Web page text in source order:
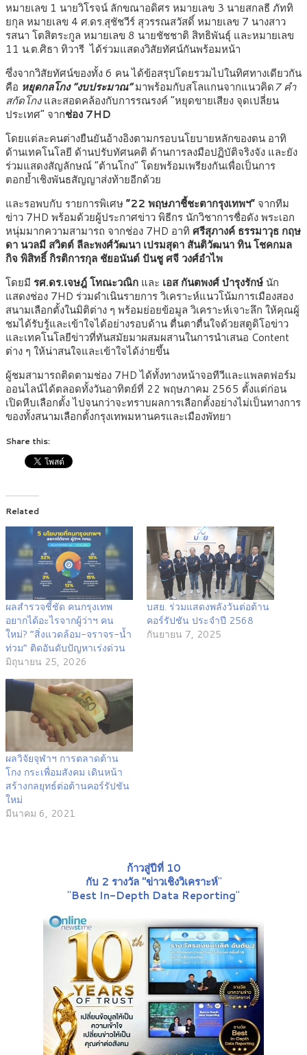
หมายเลข 1 นายวิโรจน์ ลักขณาอดิศร หมายเลข 3 นายสกลธี ภัททิ
ยกุล หมายเลข 4 ศ.ดร.สุชัชวีร์ สุวรรณสวัสดิ์ หมายเลข 7 นางสาว
รสนา โตสิตระกูล หมายเลข 8 นายชัชชาติ สิทธิพันธุ์ และหมายเลข
11 น.ต.ศิธา ทิวารี ได้ร่วมแสดงวิสัยทัศน์กันพร้อมหน้า
ซึ่งจากวิสัยทัศน์ของทั้ง 6 คน ได้ข้อสรุปโดยรวมไปในทิศทางเดียวกัน
คือ หยุดกลโกง “งบประมาณ”มาพร้อมกับสโลแกนจากแนวคิด7 คำ
สกัดโกงและสอดคล้องกับการรณรงค์ “หยุดขายเสียง จุดเปลี่ยน
ประเทศ” จากช่อง 7HD
โดยแต่ละคนต่างยืนยันอ้างอิงตามกรอบนโยบายหลักของตน อาทิ
ด้านเทคโนโลยี ด้านปรับทัศนคติ ด้านการลงมือปฏิบัติจริงจัง และยัง
ร่วมแสดงสัญลักษณ์ “ต้านโกง” โดยพร้อมเพรียงกันเพื่อเป็นการ
ตอกย้ำเชิงพันธสัญญาส่งท้ายอีกด้วย
และรอพบกับ รายการพิเศษ“22 พฤษภาชี้ชะตากรุงเทพฯ” จากทีม
ข่าว 7HD พร้อมด้วยผู้ประกาศข่าว พิธีกร นักวิชาการชื่อดัง พระเอก
หนุ่มมากความสามารถ จากช่อง 7HD อาทิ ศรีสุภางค์ ธรรมาวุธ กฤษ
ดา นวลมี สวิตต์ ลีละพงศ์วัฒนา เปรมสุดา สันติวัฒนา ทิน โชคกมล
กิจ พิสิทธิ์ กิรติการกุล ชัยอนันต์ ปันชู ศจี วงศ์อำไพ
โดยมี รศ.ดร.เจษฎ์ โทณะวณิก และ เอส กันตพงศ์ บำรุงรักษ์นัก
แสดงช่อง 7HD ร่วมดำเนินรายการ วิเคราะห์แนวโน้มการเมืองสอง
สนามเลือกตั้งในมิติต่าง ๆ พร้อมย่อยข้อมูล วิเคราะห์เจาะลึก ให้คุณผู้
ชมได้รับรู้และเข้าใจได้อย่างรอบด้าน ตื่นตาตื่นใจด้วยสตูดิโอข่าว
และเทคโนโลยีข่าวที่ทันสมัยมาผสมผสานในการนำเสนอ Content
ต่าง ๆ ให้น่าสนใจและเข้าใจได้ง่ายขึ้น
ผู้ชมสามารถติดตามช่อง 7HD ได้ทั้งทางหน้าจอทีวีและแพลตฟอร์ม
ออนไลน์ได้ตลอดทั้งวันอาทิตย์ที่ 22 พฤษภาคม 2565 ตั้งแต่ก่อน
เปิดหีบเลือกตั้ง ไปจนกว่าจะทราบผลการเลือกตั้งอย่างไม่เป็นทางการ
ของทั้งสนามเลือกตั้งกรุงเทพมหานครและเมืองพัทยา
Share this:
Related
ผลสำรวจชี้ชัด คนกรุงเทพ
อยากได้อะไรจากผู้ว่าฯ คน
ใหม่? “สิ่งแวดล้อม-จราจร-น้ำ
ท่วม” ติดอันดับปัญหาเร่งด่วน
มิถุนายน 25, 2026
บสย. ร่วมแสดงพลังวันต่อต้าน
คอร์รัปชัน ประจำปี 2568
กันยายน 7, 2025
ผลวิจัยจุฬาฯ การตลาดต้าน
โกง กระเพื่อมสังคม เดินหน้า
สร้างกลยุทธ์ต่อต้านคอร์รัปชัน
ใหม่
มีนาคม 6, 2021
ก้าวสู่ปีที่ 10
กับ 2 รางวัล "ข่าวเชิงวิเคราะห์"
"Best In-Depth Data Reporting"